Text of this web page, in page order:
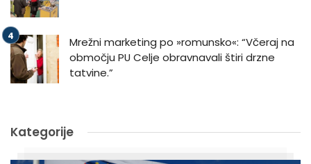
Mrežni marketing po »romunsko«: “Včeraj na
območju PU Celje obravnavali štiri drzne
tatvine.”
Kategorije